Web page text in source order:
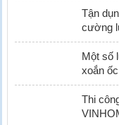
Tận
cường
Một số
xoắn ốc
Thi